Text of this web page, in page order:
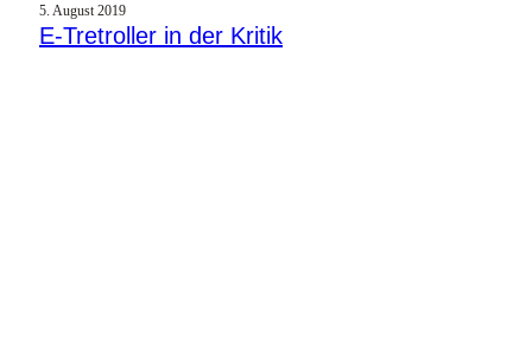
5. August 2019
E‑Tretroller in der Kritik